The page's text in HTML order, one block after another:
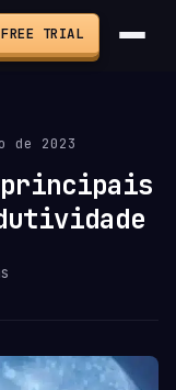
TRIAL
de 2023
principais